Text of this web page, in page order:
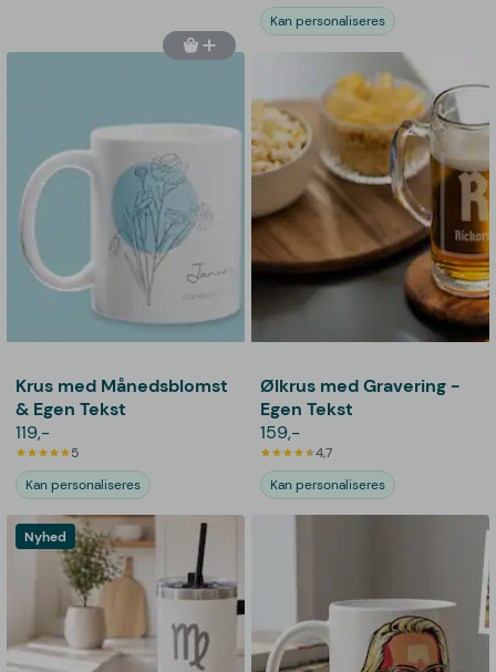
Kan personaliseres
Krus med Månedsblomst
& Egen Tekst
119,-
5
Kan personaliseres
Ølkrus med Gravering -
Egen Tekst
159,-
4,7
Kan personaliseres
Nyhed